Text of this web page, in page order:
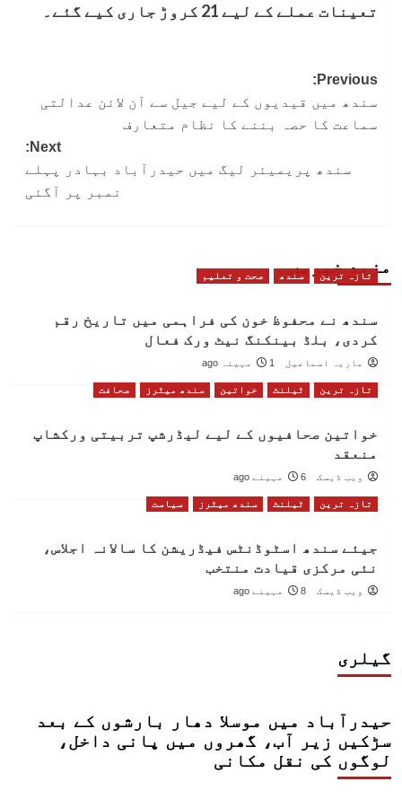
تعینات عملے کے لیے 21 کروڑ جاری کیے گئے۔
Post
navigation
Previous:
سندھ میں قیدیوں کے لیے جیل سے آن لائن عدالتی
سماعت کا حصہ بننے کا نظام متعارف
Next:
سندھ پریمیئر لیگ میں حیدرآباد بہادر پہلے
نمبر پر آگئی
مزید خبریں
تازہ ترین سندھ صحت و تعلیم
سندھ نے محفوظ خون کی فراہمی میں تاریخ رقم
کردی، بلڈ بینکنگ نیٹ ورک فعال
ماریہ اسماعیل 1 مہینہ ago
تازہ ترین ٹیلنٹ خواتین سندھ میٹرز صحافت
خواتین صحافیوں کے لیے لیڈرشپ تربیتی ورکشاپ
منعقد
ویب ڈیسک 6 مہینے ago
تازہ ترین ٹیلنٹ سندھ میٹرز سیاست
جیئے سندھ اسٹوڈنٹس فیڈریشن کا سالانہ اجلاس،
نئی مرکزی قیادت منتخب
ویب ڈیسک 8 مہینے ago
گیلری
حیدرآباد میں موسلا دھار بارشوں کے بعد
سڑکیں زیر آب، گھروں میں پانی داخل،
لوگوں کی نقل مکانی